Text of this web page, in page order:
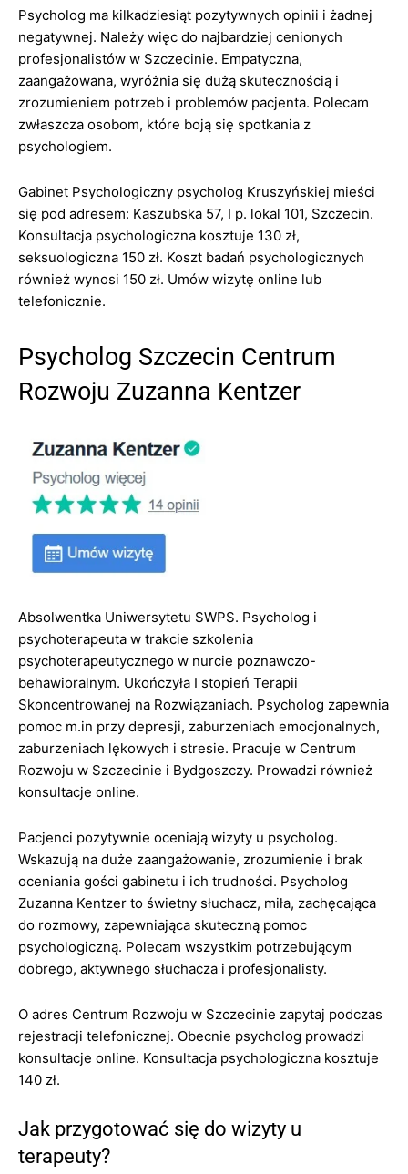
Psycholog ma kilkadziesiąt pozytywnych opinii i żadnej
negatywnej. Należy więc do najbardziej cenionych
profesjonalistów w Szczecinie. Empatyczna,
zaangażowana, wyróżnia się dużą skutecznością i
zrozumieniem potrzeb i problemów pacjenta. Polecam
zwłaszcza osobom, które boją się spotkania z
psychologiem.
Gabinet Psychologiczny psycholog Kruszyńskiej mieści
się pod adresem: Kaszubska 57, I p. lokal 101, Szczecin.
Konsultacja psychologiczna kosztuje 130 zł,
seksuologiczna 150 zł. Koszt badań psychologicznych
również wynosi 150 zł. Umów wizytę online lub
telefonicznie.
Psycholog Szczecin Centrum
Rozwoju Zuzanna Kentzer
Absolwentka Uniwersytetu SWPS. Psycholog i
psychoterapeuta w trakcie szkolenia
psychoterapeutycznego w nurcie poznawczo-
behawioralnym. Ukończyła I stopień Terapii
Skoncentrowanej na Rozwiązaniach. Psycholog zapewnia
pomoc m.in przy depresji, zaburzeniach emocjonalnych,
zaburzeniach lękowych i stresie. Pracuje w Centrum
Rozwoju w Szczecinie i Bydgoszczy. Prowadzi również
konsultacje online.
Pacjenci pozytywnie oceniają wizyty u psycholog.
Wskazują na duże zaangażowanie, zrozumienie i brak
oceniania gości gabinetu i ich trudności. Psycholog
Zuzanna Kentzer to świetny słuchacz, miła, zachęcająca
do rozmowy, zapewniająca skuteczną pomoc
psychologiczną. Polecam wszystkim potrzebującym
dobrego, aktywnego słuchacza i profesjonalisty.
O adres Centrum Rozwoju w Szczecinie zapytaj podczas
rejestracji telefonicznej. Obecnie psycholog prowadzi
konsultacje online. Konsultacja psychologiczna kosztuje
140 zł.
Jak przygotować się do wizyty u
terapeuty?